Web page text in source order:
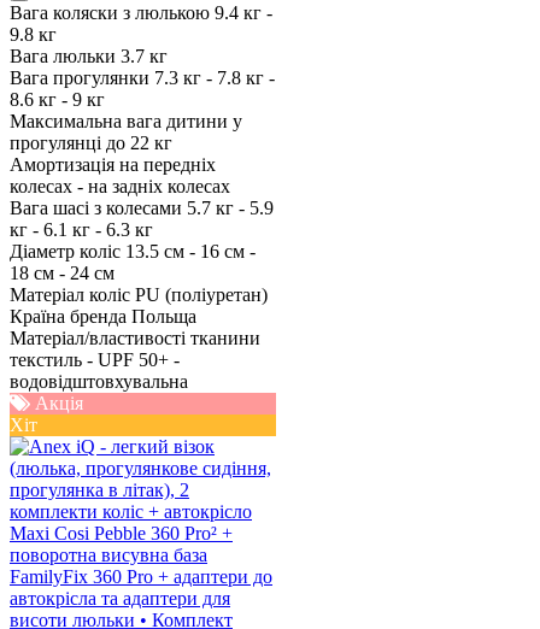
Вага коляски з люлькою 9.4 кг -
9.8 кг
Вага люльки 3.7 кг
Вага прогулянки 7.3 кг - 7.8 кг -
8.6 кг - 9 кг
Максимальна вага дитини у
прогулянці до 22 кг
Амортизація на передніх
колесах - на задніх колесах
Вага шасі з колесами 5.7 кг - 5.9
кг - 6.1 кг - 6.3 кг
Діаметр коліс 13.5 см - 16 см -
18 см - 24 см
Матеріал коліс PU (поліуретан)
Країна бренда Польща
Матеріал/властивості тканини
текстиль - UPF 50+ -
водовідштовхувальна
Акція
Хіт